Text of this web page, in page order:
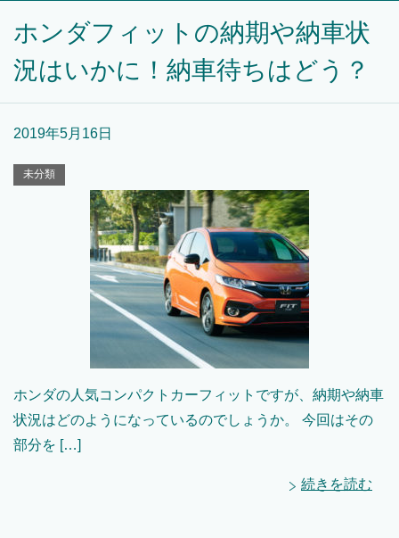
ホンダフィットの納期や納車状
況はいかに！納車待ちはどう？
2019年5月16日
未分類
ホンダの人気コンパクトカーフィットですが、納期や納車
状況はどのようになっているのでしょうか。 今回はその
部分を […]
続きを読む